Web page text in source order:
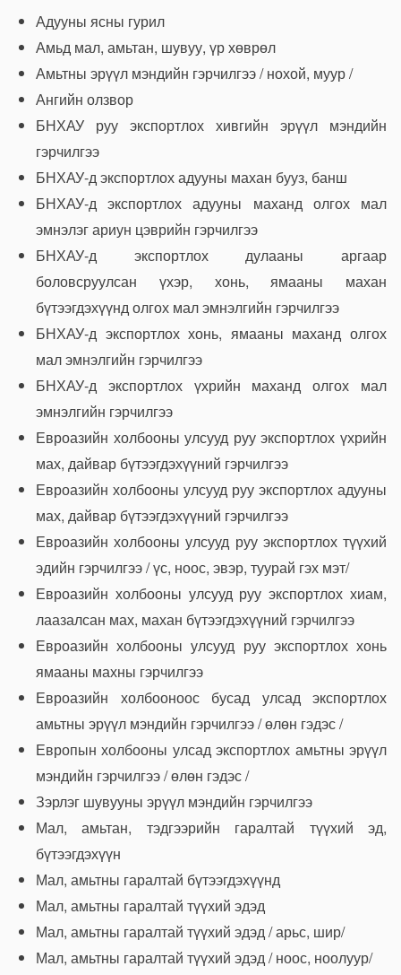
Адууны ясны гурил
Амьд мал, амьтан, шувуу, үр хөврөл
Амьтны эрүүл мэндийн гэрчилгээ / нохой, муур /
Ангийн олзвор
БНХАУ руу экспортлох хивгийн эрүүл мэндийн
гэрчилгээ
БНХАУ-д экспортлох адууны махан бууз, банш
БНХАУ-д экспортлох адууны маханд олгох мал
эмнэлэг ариун цэврийн гэрчилгээ
БНХАУ-д экспортлох дулааны аргаар
боловсруулсан үхэр, хонь, ямааны махан
бүтээгдэхүүнд олгох мал эмнэлгийн гэрчилгээ
БНХАУ-д экспортлох хонь, ямааны маханд олгох
мал эмнэлгийн гэрчилгээ
БНХАУ-д экспортлох үхрийн маханд олгох мал
эмнэлгийн гэрчилгээ
Евроазийн холбооны улсууд руу экспортлох үхрийн
мах, дайвар бүтээгдэхүүний гэрчилгээ
Евроазийн холбооны улсууд руу экспортлох адууны
мах, дайвар бүтээгдэхүүний гэрчилгээ
Евроазийн холбооны улсууд руу экспортлох түүхий
эдийн гэрчилгээ / үс, ноос, эвэр, туурай гэх мэт/
Евроазийн холбооны улсууд руу экспортлох хиам,
лаазалсан мах, махан бүтээгдэхүүний гэрчилгээ
Евроазийн холбооны улсууд руу экспортлох хонь
ямааны махны гэрчилгээ
Евроазийн холбооноос бусад улсад экспортлох
амьтны эрүүл мэндийн гэрчилгээ / өлөн гэдэс /
Европын холбооны улсад экспортлох амьтны эрүүл
мэндийн гэрчилгээ / өлөн гэдэс /
Зэрлэг шувууны эрүүл мэндийн гэрчилгээ
Мал, амьтан, тэдгээрийн гаралтай түүхий эд,
бүтээгдэхүүн
Мал, амьтны гаралтай бүтээгдэхүүнд
Мал, амьтны гаралтай түүхий эдэд
Мал, амьтны гаралтай түүхий эдэд / арьс, шир/
Мал, амьтны гаралтай түүхий эдэд / ноос, ноолуур/